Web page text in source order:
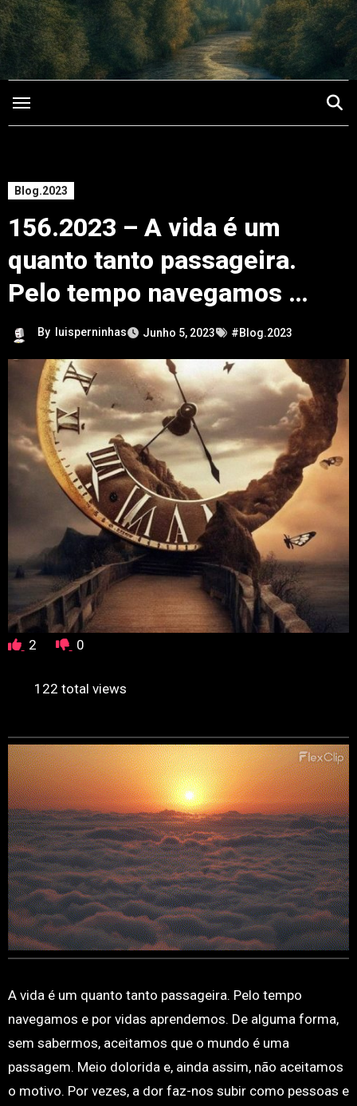
Saltar
para
o
conteúdo
Blog.2023
156.2023 – A vida é um
quanto tanto passageira.
Pelo tempo navegamos …
By luisperninhas Junho 5, 2023 #Blog.2023
2 0
122 total views
A vida é um quanto tanto passageira. Pelo tempo
navegamos e por vidas aprendemos. De alguma forma,
sem sabermos, aceitamos que o mundo é uma
passagem. Meio dolorida e, ainda assim, não aceitamos
o motivo. Por vezes, a dor faz-nos subir como pessoas e